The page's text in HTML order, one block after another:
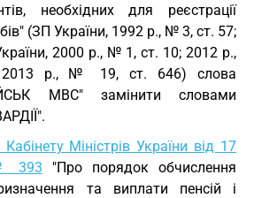
необхідних для реєстрації
(ЗП України, 1992 р., № 3, ст. 57;
2000 р., № 1, ст. 10; 2012 р.,
р., № 19, ст. 646) слова
МВС" замінити словами
Кабінету Міністрів України від 17
393 "Про порядок обчислення
та виплати пенсій і